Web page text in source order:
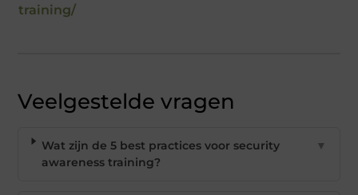
training/
Veelgestelde vragen
Wat zijn de 5 best practices voor security
awareness training?
▼